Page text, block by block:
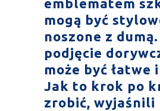
emblematem
mogą być
noszone z
podjęcie
może być łatwe
Jak to krok po
zrobić, wyjaśnili